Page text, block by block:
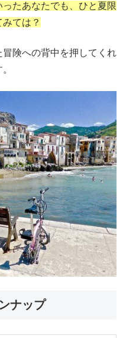
たあなたでも、ひと夏限
ては？
険への背中を押してくれ
ナップ